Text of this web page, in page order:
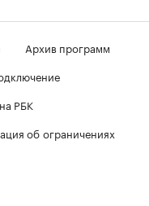
Архив программ
РБК
об ограничениях